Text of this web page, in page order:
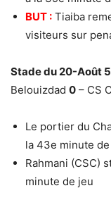
BUT : Tiaiba
visiteurs sur
Stade du 20-Août
Belouizdad 0 – CS
Le portier du
la 43e minute
Rahmani (CSC)
minute de jeu